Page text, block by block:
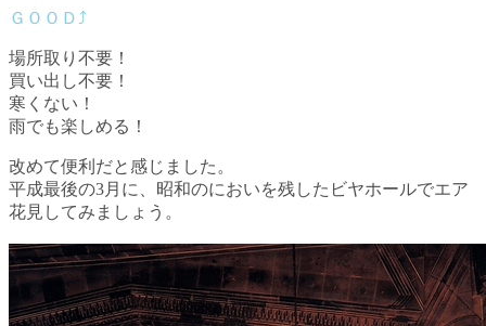
場所取り不要！
買い出し不要！
寒くない！
雨でも楽しめる！
改めて便利だと感じました。
平成最後の3月に、昭和のにおいを残したビヤホールでエア
花見してみましょう。